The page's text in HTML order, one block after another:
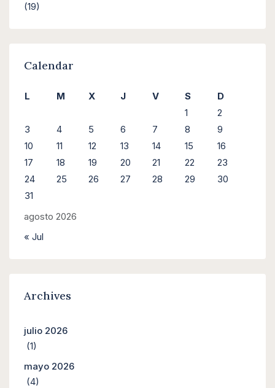
(19)
Calendar
agosto 2026
L M X J V S
D
1
2
3
4 5 6 7 8
9
10
11 12 13 14 15
16
17
18 19 20 21 22
23
24
25 26 27 28 29
30
31
« Jul
Archives
julio 2026
(1)
mayo 2026
(4)